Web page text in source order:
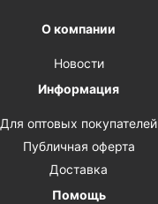
О компании
Новости
Информация
Для оптовых покупателей
Публичная оферта
Доставка
Помощь